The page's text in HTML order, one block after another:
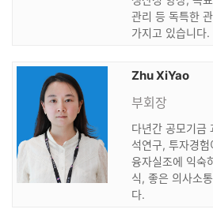
관리 등 독특한
가지고 있습니다.
Zhu XiYao
부회장
다년간 공모기금
석연구, 투자경
융자실조에 익숙
식, 좋은 의사소
다.